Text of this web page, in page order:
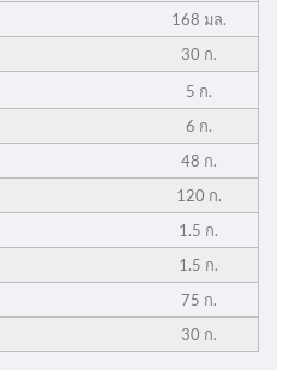
168 มล.
30 ก.
5 ก.
6 ก.
48 ก.
120 ก.
1.5 ก.
1.5 ก.
75 ก.
30 ก.